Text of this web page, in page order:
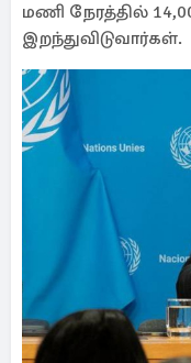
மணி நேரத்தில்
இறந்துவிடுவார்கள்.